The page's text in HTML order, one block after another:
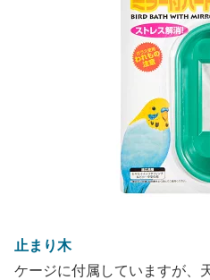
止まり木
ケージに付属していますが、